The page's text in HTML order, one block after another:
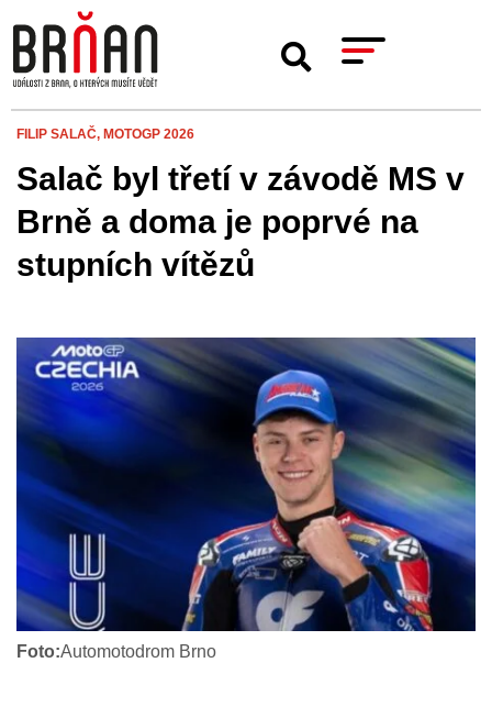
FILIP SALAČ, MOTOGP 2026
Salač byl třetí v závodě MS v
Brně a doma je poprvé na
stupních vítězů
Foto:Automotodrom Brno